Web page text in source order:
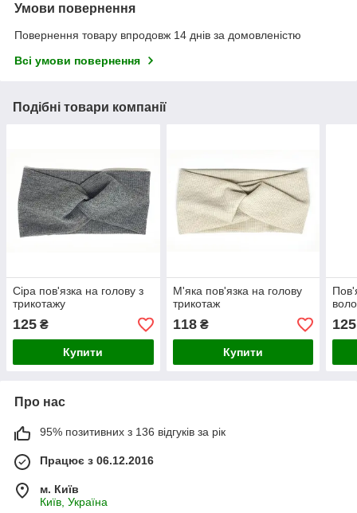
Умови повернення
Повернення товару впродовж 14 днів за домовленістю
Всі умови повернення
Подібні товари компанії
Сіра пов'язка на голову з
трикотажу
125 ₴
Купити
М'яка пов'язка на голову
трикотаж
118₴
Купити
125
Про нас
95% позитивних з 136 відгуків за рік
Працює з 06.12.2016
м. Київ
Київ, Україна